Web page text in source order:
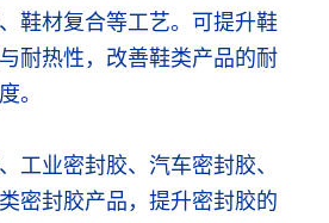
鞋材复合等工艺。可提升鞋
耐热性，改善鞋类产品的耐
。
工业密封胶、汽车密封胶、
密封胶产品，提升密封胶的